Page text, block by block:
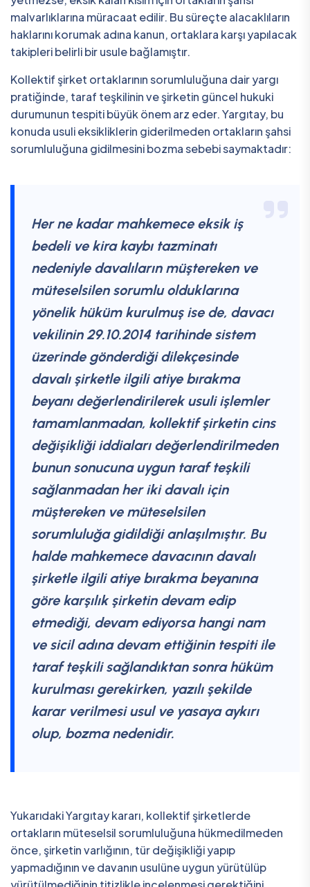
malvarlıklarına müracaat edilir. Bu süreçte alacaklıların
haklarını korumak adına kanun, ortaklara karşı yapılacak
takipleri belirli bir usule bağlamıştır.
Kollektif şirket ortaklarının sorumluluğuna dair yargı
pratiğinde, taraf teşkilinin ve şirketin güncel hukuki
durumunun tespiti büyük önem arz eder. Yargıtay, bu
konuda usuli eksikliklerin giderilmeden ortakların şahsi
sorumluluğuna gidilmesini bozma sebebi saymaktadır:
Her ne kadar mahkemece eksik iş
bedeli ve kira kaybı tazminatı
nedeniyle davalıların müştereken ve
müteselsilen sorumlu olduklarına
yönelik hüküm kurulmuş ise de, davacı
vekilinin 29.10.2014 tarihinde sistem
üzerinde gönderdiği dilekçesinde
davalı şirketle ilgili atiye bırakma
beyanı değerlendirilerek usuli işlemler
tamamlanmadan, kollektif şirketin cins
değişikliği iddiaları değerlendirilmeden
bunun sonucuna uygun taraf teşkili
sağlanmadan her iki davalı için
müştereken ve müteselsilen
sorumluluğa gidildiği anlaşılmıştır. Bu
halde mahkemece davacının davalı
şirketle ilgili atiye bırakma beyanına
göre karşılık şirketin devam edip
etmediği, devam ediyorsa hangi nam
ve sicil adına devam ettiğinin tespiti ile
taraf teşkili sağlandıktan sonra hüküm
kurulması gerekirken, yazılı şekilde
karar verilmesi usul ve yasaya aykırı
olup, bozma nedenidir.
Yukarıdaki Yargıtay kararı, kollektif şirketlerde
ortakların müteselsil sorumluluğuna hükmedilmeden
önce, şirketin varlığının, tür değişikliği yapıp
yapmadığının ve davanın usulüne uygun yürütülüp